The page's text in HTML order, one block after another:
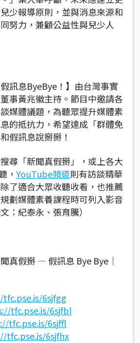
少報導原則，並與消息來源和
努力，兼顧公益性與兒少人
假訊息ByeBye！】由台灣事實
事黃兆徽主持。節目中邀請各
媒體議題，為聽眾提升媒體素
的抵抗力，希望達成「群體免
假訊息說掰掰！
尋「新聞真假掰」，或上各大
， YouTube頻道則有訪談精華
了適合大眾收聽收看，也推薦
劃媒體素養課程時可列入影音
：紀泰永、張育騰）
聞真假掰 — 假訊息 Bye Bye｜
6sjfgg
tfc.pse.is/6sjfbl
tfc.pse.is/6sjffl
tfc.pse.is/6sjfhx